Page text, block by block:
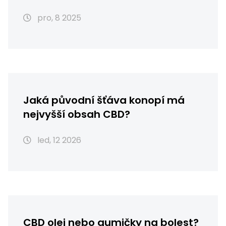
pro, 8 2025
Jaká původní šťáva konopí má
nejvyšší obsah CBD?
led, 12 2026
CBD olej nebo gumičky na bolest?